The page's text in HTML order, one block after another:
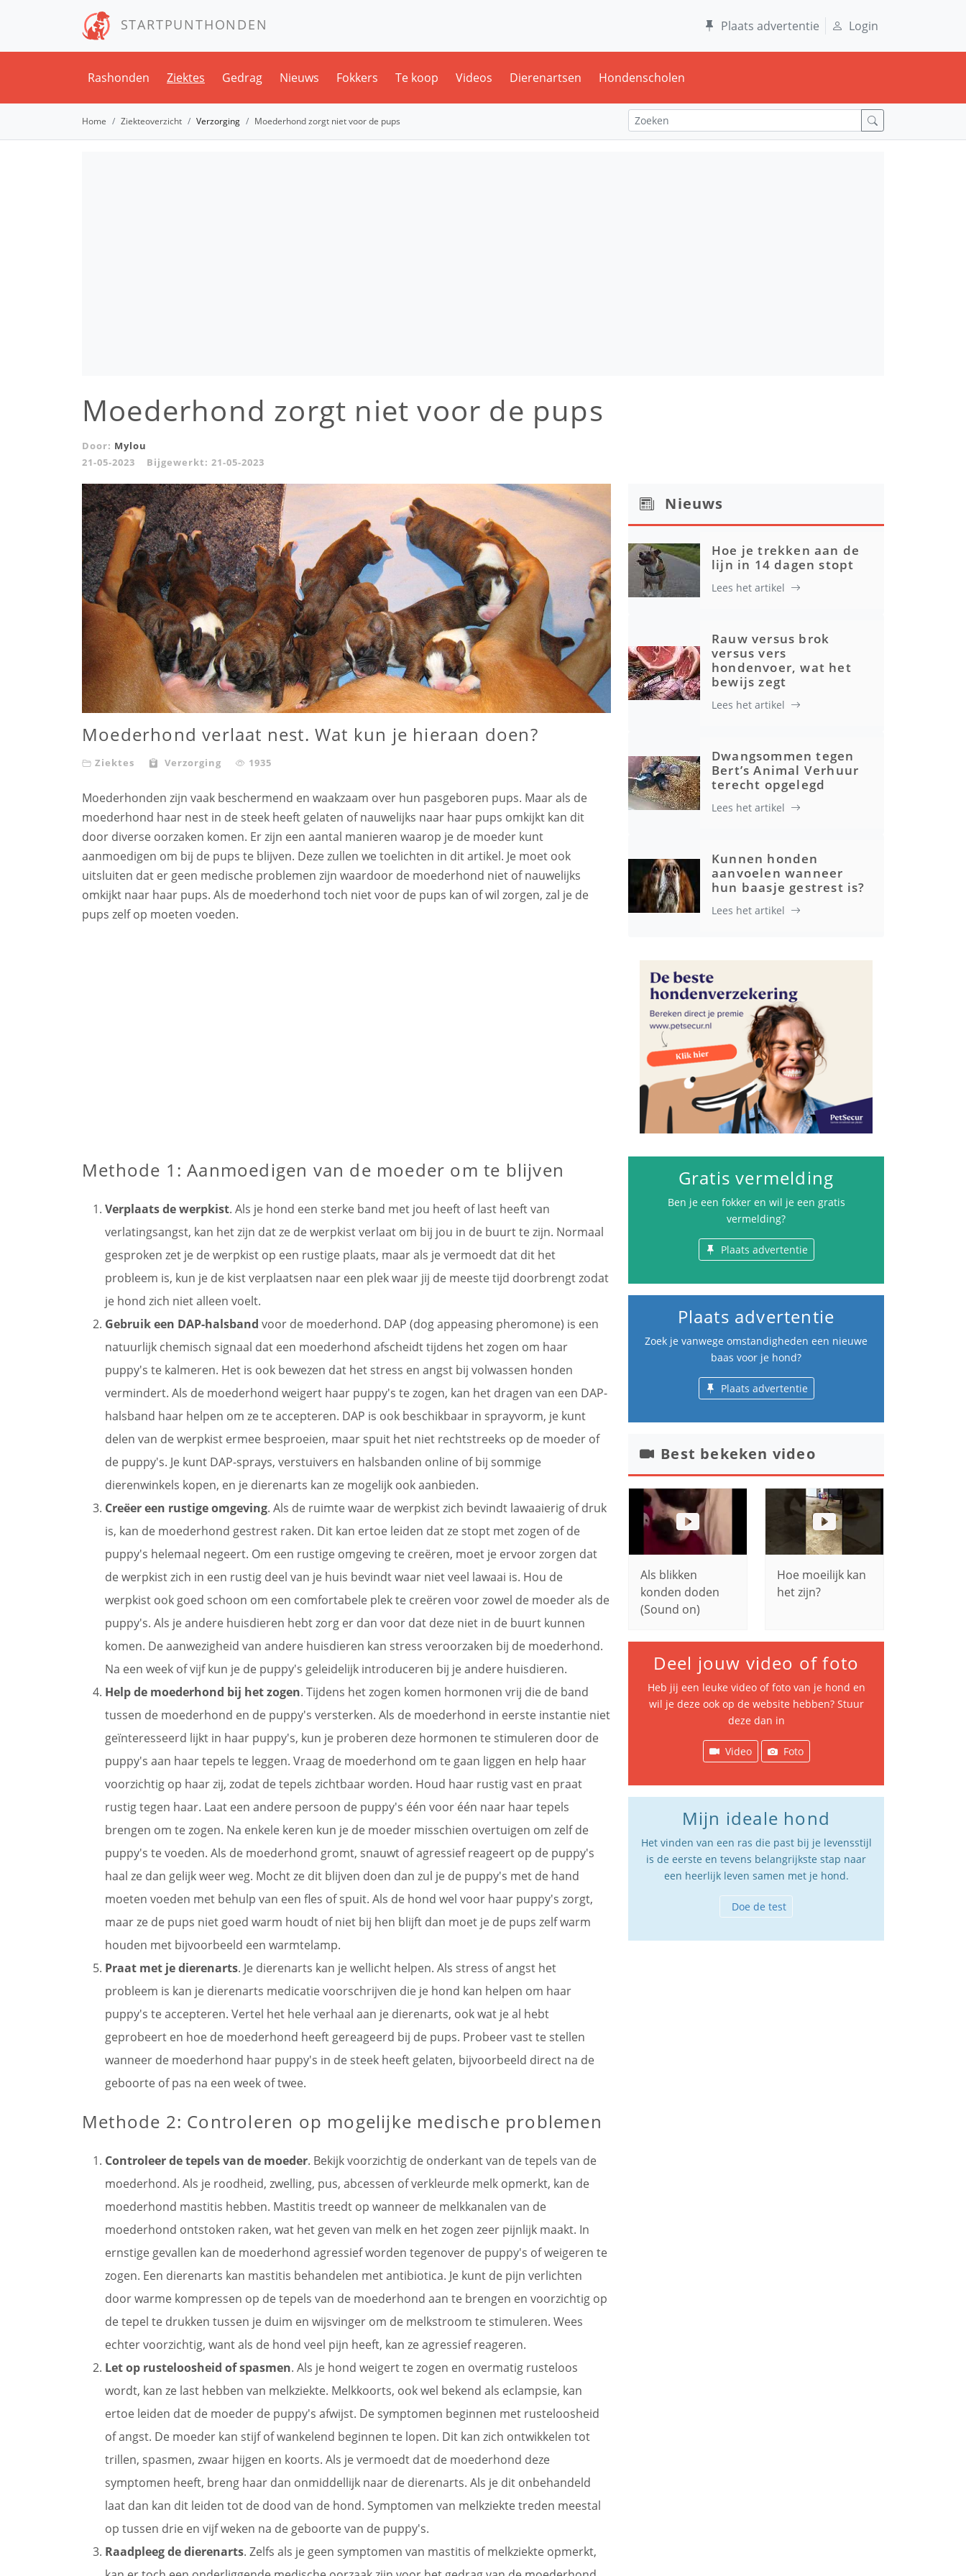
STARTPUNTHONDEN Plaats advertentie Login
Rashonden Ziektes Gedrag Nieuws Fokkers Te koop Videos Dierenartsen Hondenscholen
Home Ziekteoverzicht Verzorging Moederhond zorgt niet voor de pups
Moederhond zorgt niet voor de pups
Door: Mylou
21-05-2023
Bijgewerkt: 21-05-2023
Moederhond verlaat nest. Wat kun je hieraan doen?
Ziektes Verzorging 1935
Moederhonden zijn vaak beschermend en waakzaam over hun pasgeboren pups. Maar als de
moederhond haar nest in de steek heeft gelaten of nauwelijks naar haar pups omkijkt kan dit
door diverse oorzaken komen. Er zijn een aantal manieren waarop je de moeder kunt
aanmoedigen om bij de pups te blijven. Deze zullen we toelichten in dit artikel. Je moet ook
uitsluiten dat er geen medische problemen zijn waardoor de moederhond niet of nauwelijks
omkijkt naar haar pups. Als de moederhond toch niet voor de pups kan of wil zorgen, zal je de
pups zelf op moeten voeden.
Methode 1: Aanmoedigen van de moeder om te blijven
Verplaats de werpkist. Als je hond een sterke band met jou heeft of last heeft van
verlatingsangst, kan het zijn dat ze de werpkist verlaat om bij jou in de buurt te zijn. Normaal
gesproken zet je de werpkist op een rustige plaats, maar als je vermoedt dat dit het
probleem is, kun je de kist verplaatsen naar een plek waar jij de meeste tijd doorbrengt zodat
je hond zich niet alleen voelt.
Gebruik een DAP-halsband voor de moederhond. DAP (dog appeasing pheromone) is een
natuurlijk chemisch signaal dat een moederhond afscheidt tijdens het zogen om haar
puppy's te kalmeren. Het is ook bewezen dat het stress en angst bij volwassen honden
vermindert. Als de moederhond weigert haar puppy's te zogen, kan het dragen van een DAP-
halsband haar helpen om ze te accepteren. DAP is ook beschikbaar in sprayvorm, je kunt
delen van de werpkist ermee besproeien, maar spuit het niet rechtstreeks op de moeder of
de puppy's. Je kunt DAP-sprays, verstuivers en halsbanden online of bij sommige
dierenwinkels kopen, en je dierenarts kan ze mogelijk ook aanbieden.
Creëer een rustige omgeving. Als de ruimte waar de werpkist zich bevindt lawaaierig of druk
is, kan de moederhond gestrest raken. Dit kan ertoe leiden dat ze stopt met zogen of de
puppy's helemaal negeert. Om een rustige omgeving te creëren, moet je ervoor zorgen dat
de werpkist zich in een rustig deel van je huis bevindt waar niet veel lawaai is. Hou de
werpkist ook goed schoon om een comfortabele plek te creëren voor zowel de moeder als de
puppy's. Als je andere huisdieren hebt zorg er dan voor dat deze niet in de buurt kunnen
komen. De aanwezigheid van andere huisdieren kan stress veroorzaken bij de moederhond.
Na een week of vijf kun je de puppy's geleidelijk introduceren bij je andere huisdieren.
Help de moederhond bij het zogen. Tijdens het zogen komen hormonen vrij die de band
tussen de moederhond en de puppy's versterken. Als de moederhond in eerste instantie niet
geïnteresseerd lijkt in haar puppy's, kun je proberen deze hormonen te stimuleren door de
puppy's aan haar tepels te leggen. Vraag de moederhond om te gaan liggen en help haar
voorzichtig op haar zij, zodat de tepels zichtbaar worden. Houd haar rustig vast en praat
rustig tegen haar. Laat een andere persoon de puppy's één voor één naar haar tepels
brengen om te zogen. Na enkele keren kun je de moeder misschien overtuigen om zelf de
puppy's te voeden. Als de moederhond gromt, snauwt of agressief reageert op de puppy's
haal ze dan gelijk weer weg. Mocht ze dit blijven doen dan zul je de puppy's met de hand
moeten voeden met behulp van een fles of spuit. Als de hond wel voor haar puppy's zorgt,
maar ze de pups niet goed warm houdt of niet bij hen blijft dan moet je de pups zelf warm
houden met bijvoorbeeld een warmtelamp.
Praat met je dierenarts. Je dierenarts kan je wellicht helpen. Als stress of angst het
probleem is kan je dierenarts medicatie voorschrijven die je hond kan helpen om haar
puppy's te accepteren. Vertel het hele verhaal aan je dierenarts, ook wat je al hebt
geprobeert en hoe de moederhond heeft gereageerd bij de pups. Probeer vast te stellen
wanneer de moederhond haar puppy's in de steek heeft gelaten, bijvoorbeeld direct na de
geboorte of pas na een week of twee.
Methode 2: Controleren op mogelijke medische problemen
Controleer de tepels van de moeder. Bekijk voorzichtig de onderkant van de tepels van de
moederhond. Als je roodheid, zwelling, pus, abcessen of verkleurde melk opmerkt, kan de
moederhond mastitis hebben. Mastitis treedt op wanneer de melkkanalen van de
moederhond ontstoken raken, wat het geven van melk en het zogen zeer pijnlijk maakt. In
ernstige gevallen kan de moederhond agressief worden tegenover de puppy's of weigeren te
zogen. Een dierenarts kan mastitis behandelen met antibiotica. Je kunt de pijn verlichten
door warme kompressen op de tepels van de moederhond aan te brengen en voorzichtig op
de tepel te drukken tussen je duim en wijsvinger om de melkstroom te stimuleren. Wees
echter voorzichtig, want als de hond veel pijn heeft, kan ze agressief reageren.
Let op rusteloosheid of spasmen. Als je hond weigert te zogen en overmatig rusteloos
wordt, kan ze last hebben van melkziekte. Melkkoorts, ook wel bekend als eclampsie, kan
ertoe leiden dat de moeder de puppy's afwijst. De symptomen beginnen met rusteloosheid
of angst. De moeder kan stijf of wankelend beginnen te lopen. Dit kan zich ontwikkelen tot
trillen, spasmen, zwaar hijgen en koorts. Als je vermoedt dat de moederhond deze
symptomen heeft, breng haar dan onmiddellijk naar de dierenarts. Als je dit onbehandeld
laat dan kan dit leiden tot de dood van de hond. Symptomen van melkziekte treden meestal
op tussen drie en vijf weken na de geboorte van de puppy's.
Raadpleeg de dierenarts. Zelfs als je geen symptomen van mastitis of melkziekte opmerkt,
Nieuws
Hoe je trekken aan de
lijn in 14 dagen stopt
Lees het artikel
Rauw versus brok
versus vers
hondenvoer, wat het
bewijs zegt
Lees het artikel
Dwangsommen tegen
Bert’s Animal Verhuur
terecht opgelegd
Lees het artikel
Kunnen honden
aanvoelen wanneer
hun baasje gestrest is?
Lees het artikel
Gratis vermelding
Ben je een fokker en wil je een gratis
vermelding?
Plaats advertentie
Plaats advertentie
Zoek je vanwege omstandigheden een nieuwe
baas voor je hond?
Plaats advertentie
Best bekeken video
Als blikken
konden doden
(Sound on)
Hoe moeilijk kan
het zijn?
Deel jouw video of foto
Heb jij een leuke video of foto van je hond en
wil je deze ook op de website hebben? Stuur
deze dan in
Video Foto
Mijn ideale hond
Het vinden van een ras die past bij je levensstijl
is de eerste en tevens belangrijkste stap naar
een heerlijk leven samen met je hond.
Doe de test